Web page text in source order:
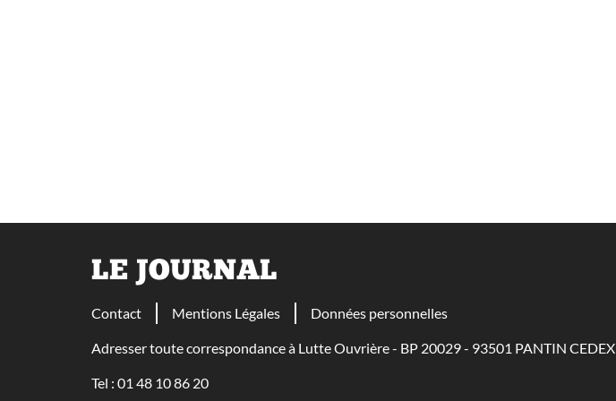
LE JOURNAL
Contact Mentions Légales Données personnelles
Adresser toute correspondance à Lutte Ouvrière - BP 20029 - 93501 PANTIN CEDEX
Tel : 01 48 10 86 20